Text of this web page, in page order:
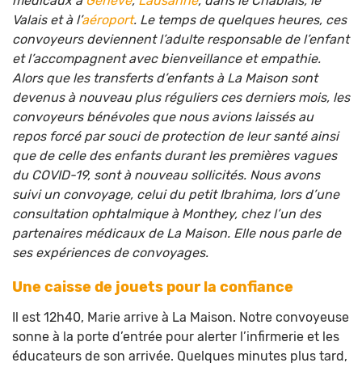
Valais et à l’aéroport. Le temps de quelques heures, ces
convoyeurs deviennent l’adulte responsable de l’enfant
et l’accompagnent avec bienveillance et empathie.
Alors que les transferts d’enfants à La Maison sont
devenus à nouveau plus réguliers ces derniers mois, les
convoyeurs bénévoles que nous avions laissés au
repos forcé par souci de protection de leur santé ainsi
que de celle des enfants durant les premières vagues
du COVID-19, sont à nouveau sollicités. Nous avons
suivi un convoyage, celui du petit Ibrahima, lors d’une
consultation ophtalmique à Monthey, chez l’un des
partenaires médicaux de La Maison. Elle nous parle de
ses expériences de convoyages.
Une caisse de jouets pour la confiance
Il est 12h40, Marie arrive à La Maison. Notre convoyeuse
sonne à la porte d’entrée pour alerter l’infirmerie et les
éducateurs de son arrivée. Quelques minutes plus tard,